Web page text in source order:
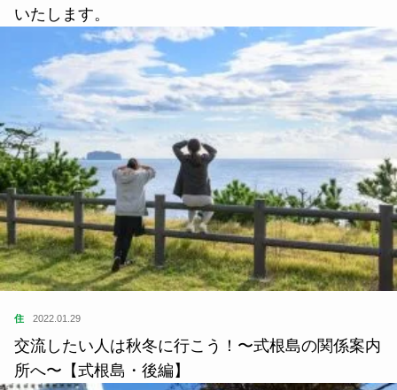
いたします。
住 2022.01.29
交流したい人は秋冬に行こう！〜式根島の関係案内
所へ〜【式根島・後編】